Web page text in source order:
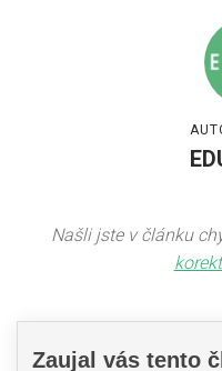
Našli jste v článku